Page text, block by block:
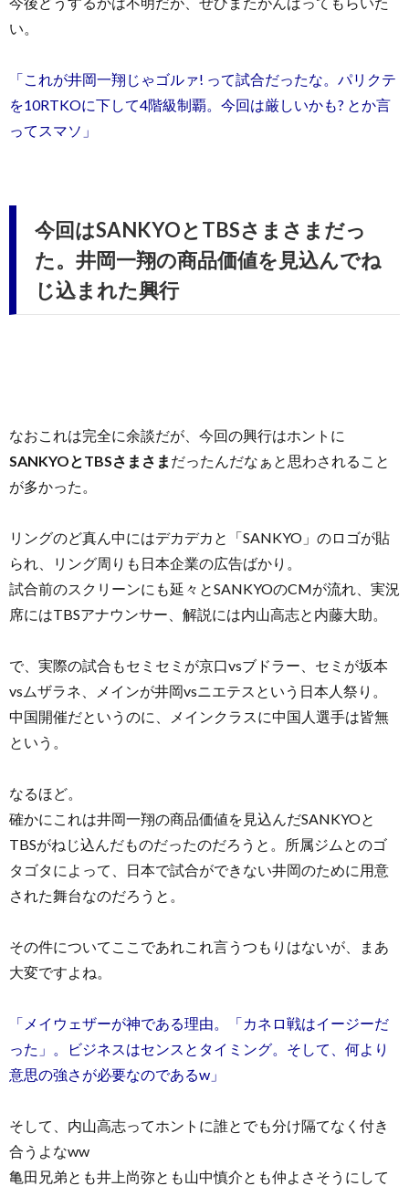
い。
「これが井岡一翔じゃゴルァ! って試合だったな。パリクテ
を10RTKOに下して4階級制覇。今回は厳しいかも? とか言
ってスマソ」
今回はSANKYOとTBSさまさまだっ
た。井岡一翔の商品価値を見込んでね
じ込まれた興行
なおこれは完全に余談だが、今回の興行はホントに
SANKYOとTBSさまさま だったんだなぁと思わされること
が多かった。
リングのど真ん中にはデカデカと「SANKYO」のロゴが貼
られ、リング周りも日本企業の広告ばかり。
試合前のスクリーンにも延々とSANKYOのCMが流れ、実況
席にはTBSアナウンサー、解説には内山高志と内藤大助。
で、実際の試合もセミセミが京口vsブドラー、セミが坂本
vsムザラネ、メインが井岡vsニエテスという日本人祭り。
中国開催だというのに、メインクラスに中国人選手は皆無
という。
なるほど。
確かにこれは井岡一翔の商品価値を見込んだSANKYOと
TBSがねじ込んだものだったのだろうと。所属ジムとのゴ
タゴタによって、日本で試合ができない井岡のために用意
された舞台なのだろうと。
その件についてここであれこれ言うつもりはないが、まあ
大変ですよね。
「メイウェザーが神である理由。「カネロ戦はイージーだ
った」。ビジネスはセンスとタイミング。そして、何より
意思の強さが必要なのであるw」
そして、内山高志ってホントに誰とでも分け隔てなく付き
合うよなww
亀田兄弟とも井上尚弥とも山中慎介とも仲よさそうにして